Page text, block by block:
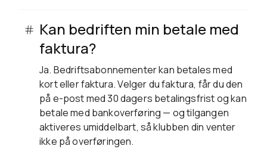
Kan bedriften min betale med
faktura?
Ja. Bedriftsabonnementer kan betales med
kort eller faktura. Velger du faktura, får du den
på e-post med 30 dagers betalingsfrist og kan
betale med bankoverføring — og tilgangen
aktiveres umiddelbart, så klubben din venter
ikke på overføringen.